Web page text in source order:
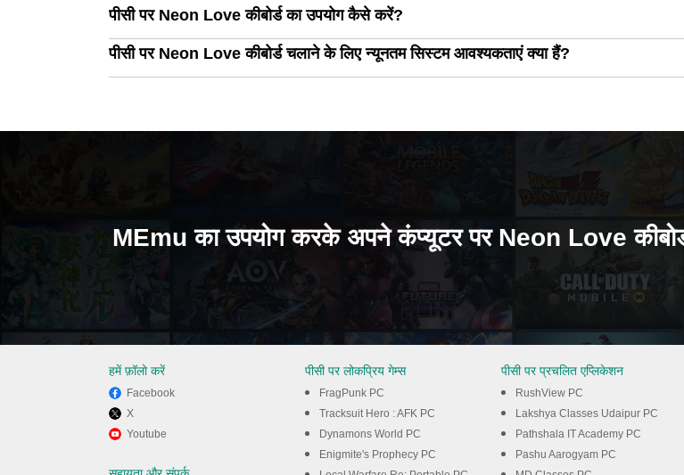
पीसी पर Neon Love कीबोर्ड का उपयोग कैसे करें?
पीसी पर Neon Love कीबोर्ड चलाने के लिए न्यूनतम सिस्टम आवश्यकताएं क्या हैं?
MEmu का उपयोग करके अपने कंप्यूटर पर Neon Love
हमें फ़ॉलो करें
Facebook
X
Youtube
पीसी पर लोकप्रिय गेम्स
FragPunk PC
Tracksuit Hero : AFK PC
Dynamons World PC
Enigmite's Prophecy PC
पीसी पर प्रचलित एप्लिकेशन
RushView PC
Lakshya Classes Udaipur PC
Pathshala IT Academy PC
Pashu Aarogyam PC